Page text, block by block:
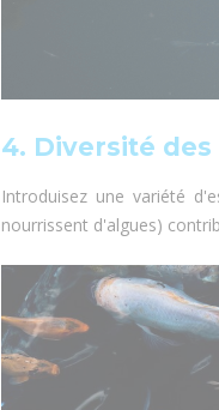
4. Diversité des
Introduisez une variété
nourrissent d'algues)